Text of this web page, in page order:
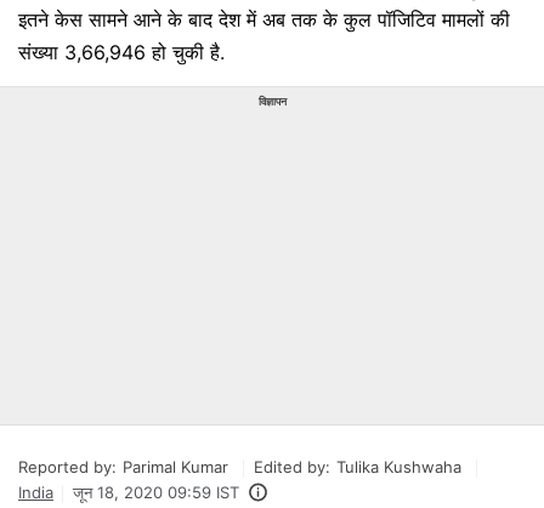
इतने केस सामने आने के बाद देश में अब तक के कुल पॉजिटिव मामलों की
संख्या 3,66,946 हो चुकी है.
विज्ञापन
Reported by: Parimal Kumar Edited by: Tulika Kushwaha
India
जून 18, 2020 09:59 IST